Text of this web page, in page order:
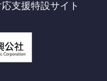
支援特設サイト